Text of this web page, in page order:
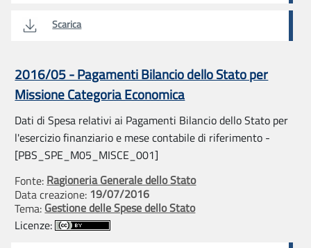
Scarica
2016/05 - Pagamenti Bilancio dello Stato per
Missione Categoria Economica
Dati di Spesa relativi ai Pagamenti Bilancio dello Stato per
l'esercizio finanziario e mese contabile di riferimento -
[PBS_SPE_M05_MISCE_001]
Fonte: Ragioneria Generale dello Stato
Data creazione: 19/07/2016
Tema: Gestione delle Spese dello Stato
Licenze: